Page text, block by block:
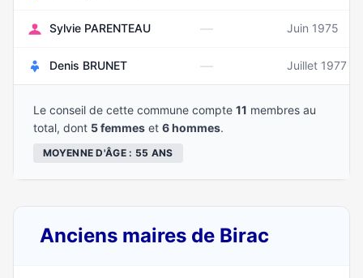
Sylvie PARENTEAU — Juin 1975
Denis BRUNET — Juillet 1977
Le conseil de cette commune compte 11 membres au
total, dont 5 femmes et 6 hommes.
MOYENNE D'ÂGE : 55 ANS
Anciens maires de Birac